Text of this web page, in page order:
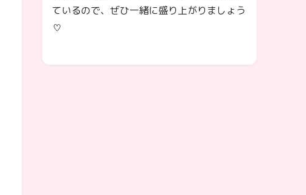
ているので、ぜひ一緒に盛り上がりましょう
♡